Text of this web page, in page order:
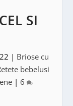
SI
| Briose cu
bebelusi
| 6